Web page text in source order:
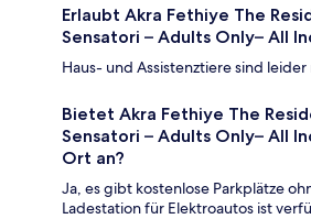
Erlaubt Akra Fethiye The
Sensatori – Adults Only– All
Haus- und Assistenztiere sind
Bietet Akra Fethiye The
Sensatori – Adults Only– All
Ort an?
Ja, es gibt kostenlose Parkplätze
Ladestation für Elektroautos ist